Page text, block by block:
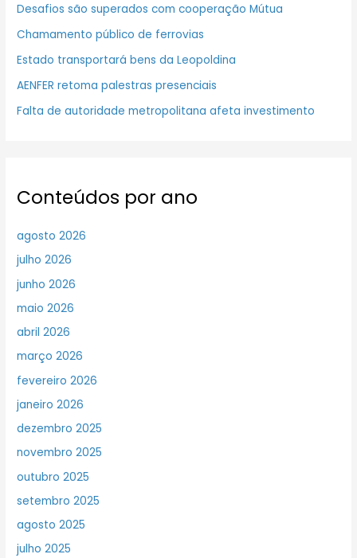
Desafios são superados com cooperação Mútua
Chamamento público de ferrovias
Estado transportará bens da Leopoldina
AENFER retoma palestras presenciais
Falta de autoridade metropolitana afeta investimento
Conteúdos por ano
agosto 2026
julho 2026
junho 2026
maio 2026
abril 2026
março 2026
fevereiro 2026
janeiro 2026
dezembro 2025
novembro 2025
outubro 2025
setembro 2025
agosto 2025
julho 2025